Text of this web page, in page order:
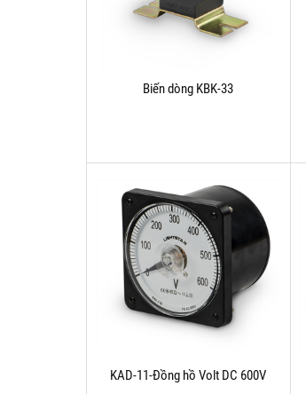
Biến dòng KBK-33
KAD-11-Đồng hồ Volt DC 600V